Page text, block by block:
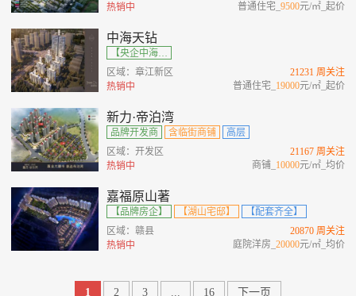
热销中
普通住宅_9500元/㎡_起价
中海天钻
【央企中海】【双轴金脊】【宋式大宅】【高端圈层】
区域：章江新区
热销中
21231 周关注
普通住宅_ 19000元/㎡_起价
新力·帝泊湾
品牌开发商 含临街商铺
高层
区域：开发区
热销中
21167 周关注
商铺_ 10000元/㎡_均价
嘉福原山著
【品牌房企】 【湖山宅邸】
【配套齐全】
区域：赣县
热销中
20870 周关注
庭院洋房_20000元/㎡_均价
1 2 3 ... 16 下一页